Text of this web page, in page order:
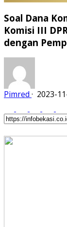
Soal Dana
Komisi III
dengan
Pimred · 2023-